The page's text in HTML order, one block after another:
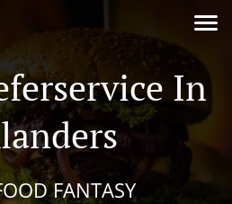
In
FANTASY